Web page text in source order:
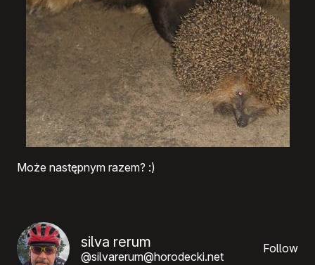
Może następnym razem? :)
silva rerum
@silvarerum@horodecki.net
Follow